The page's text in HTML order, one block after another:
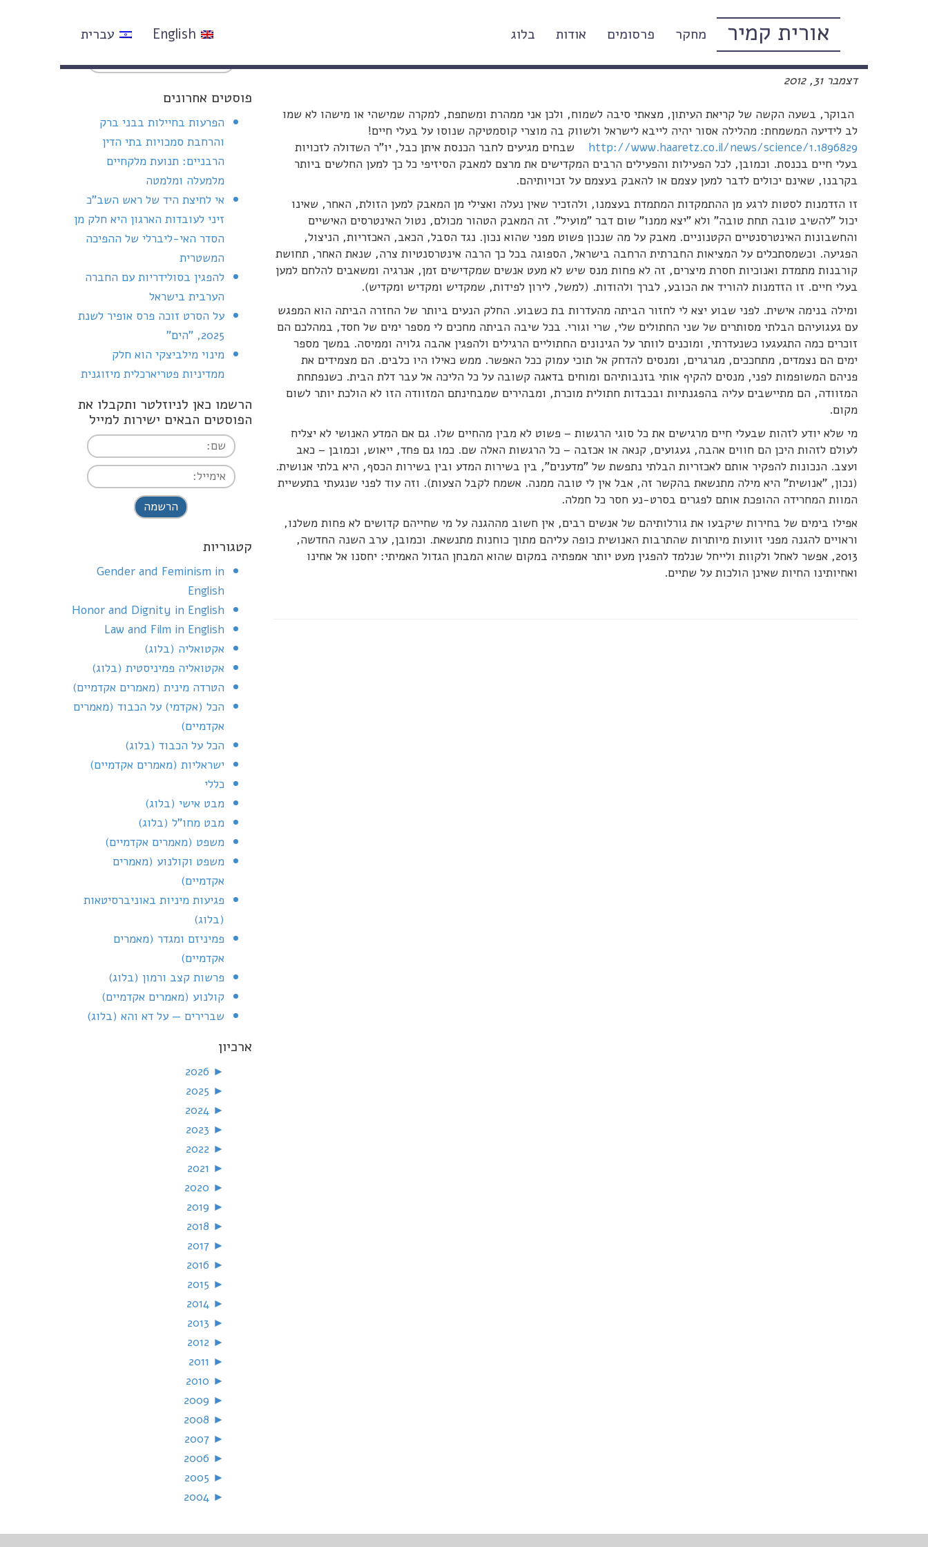
אורית קמיר מחקר פרסומים אודות בלוג עברית English
קרן אור באפלה: איסור שיווק קוסמטיקה שנוסתה על בעלי חיים
דצמבר 31, 2012
הבוקר, בשעה הקשה של קריאת העיתון, מצאתי סיבה לשמוח, ולכן אני ממהרת ומשתפת, למקרה שמישהי או מישהו לא שמו
לב לידיעה המשמחת: מהלילה אסור יהיה לייבא לישראל ולשווק בה מוצרי קוסמטיקה שנוסו על בעלי חיים!
http://www.haaretz.co.il/news/science/1.1896829 שבחים מגיעים לחבר הכנסת איתן כבל, יו"ר השדולה לזכויות
בעלי חיים בכנסת. וכמובן, לכל הפעילות והפעילים הרבים המקדישים את מרצם למאבק הסיזיפי כל כך למען החלשים ביותר
בקרבנו, שאינם יכולים לדבר למען עצמם או להאבק בעצמם על זכויותיהם.
זו הזדמנות לסטות לרגע מן ההתמקדות המתמדת בעצמנו, ולהזכיר שאין נעלה ואצילי מן המאבק למען הזולת, האחר, שאינו
יכול "להשיב טובה תחת טובה" ולא "יצא ממנו" שום דבר "מועיל". זה המאבק הטהור מכולם, נטול האינטרסים האישיים
והחשבונות האינטרסנטיים הקטנוניים. מאבק על מה שנכון פשוט מפני שהוא נכון. נגד הסבל, הכאב, האכזריות, הניצול,
הפגיעה. וכשמסתכלים על המציאות החברתית הרחבה בישראל, הספוגה בכל כך הרבה אינטרסנטיות צרה, שנאת האחר, תחושת
קורבנות מתמדת ואנוכיות חסרת מיצרים, זה לא פחות מנס שיש לא מעט אנשים שמקדישים זמן, אנרגיה ומשאבים להלחם למען
בעלי חיים. זו הזדמנות להוריד את הכובע, לברך ולהודות. (למשל, לירון לפידות, שמקדיש ומקדיש ומקדיש).
ומילה בנימה אישית. לפני שבוע יצא לי לחזור הביתה מהעדרות בת כשבוע. החלק הנעים ביותר של החזרה הביתה הוא המפגש
עם געגועיהם הבלתי מסותרים של שני החתולים שלי, שרי וגורי. בכל שיבה הביתה מחכים לי מספר ימים של חסד, במהלכם הם
זוכרים כמה התגעגעו כשנעדרתי, ומוכנים לוותר על הגינונים החתוליים הרגילים ולהפגין אהבה גלויה וממיסה. במשך מספר
ימים הם נצמדים, מתחככים, מגרגרים, ומנסים להדחק אל תוכי עמוק ככל האפשר. ממש כאילו היו כלבים. הם מצמידים את
פניהם המשופמות לפני, מנסים להקיף אותי בזנבותיהם ומוחים בדאגה קשובה על כל הליכה אל עבר דלת הבית. כשנפתחת
המזוודה, הם מתיישבים עליה בהפגנתיות ובכבדות חתולית מוכרת, ומבהירים שמבחינתם המזוודה הזו לא הולכת יותר לשום
מקום.
מי שלא יודע לזהות שבעלי חיים מרגישים את כל סוגי הרגשות – פשוט לא מבין מהחיים שלו. גם אם המדע האנושי לא יצליח
לעולם לזהות היכן הם חווים אהבה, געגועים, קנאה או אכזבה – כל הרגשות האלה שם. כמו גם פחד, ייאוש, וכמובן – כאב
ועצב. הנכונות להפקיר אותם לאכזריות הבלתי נתפשת של "מדענים", בין בשירות המדע ובין בשירות הכסף, היא בלתי אנושית.
(נכון, "אנושית" היא מילה מתנשאת בהקשר זה, אבל אין לי טובה ממנה. אשמח לקבל הצעות). וזה עוד לפני שנגעתי בתעשיית
המוות המחרידה ההופכת אותם לפגרים בסרט-נע חסר כל חמלה.
אפילו בימים של בחירות שיקבעו את גורלותיהם של אנשים רבים, אין חשוב מההגנה על מי שחייהם קדושים לא פחות משלנו,
וראויים להגנה מפני זוועות מיותרות שהתרבות האנושית כופה עליהם מתוך כוחנות מתנשאת. וכמובן, ערב השנה החדשה,
2013, אפשר לאחל ולקוות ולייחל שנלמד להפגין מעט יותר אמפתיה במקום שהוא המבחן הגדול האמיתי: יחסנו אל אחינו
ואחיותינו החיות שאינן הולכות על שתיים.
פוסטים אחרונים
הפרעות בחיילות בבני ברק
והרחבת סמכויות בתי הדין
הרבניים: תנועת מלקחיים
מלמעלה ומלמטה
אי לחיצת היד של ראש השב"כ
זיני לעובדות הארגון היא חלק מן
הסדר האי-ליברלי של ההפיכה
המשטרית
להפגין בסולידריות עם החברה
הערבית בישראל
על הסרט זוכה פרס אופיר לשנת
2025, "הים"
מינוי מילביצקי הוא חלק
ממדיניות פטריארכלית מיזוגנית
הרשמו כאן לניוזלטר ותקבלו את
הפוסטים הבאים ישירות למייל
I agree terms and
קטגוריות
Gender and Feminism in
English
Honor and Dignity in English
Law and Film in English
אקטואליה (בלוג)
אקטואליה פמיניסטית (בלוג)
הטרדה מינית (מאמרים אקדמיים)
הכל (אקדמי) על הכבוד (מאמרים
אקדמיים)
הכל על הכבוד (בלוג)
ישראליות (מאמרים אקדמיים)
כללי
מבט אישי (בלוג)
מבט מחו"ל (בלוג)
משפט (מאמרים אקדמיים)
משפט וקולנוע (מאמרים
אקדמיים)
פגיעות מיניות באוניברסיטאות
(בלוג)
פמיניזם ומגדר (מאמרים
אקדמיים)
פרשות קצב ורמון (בלוג)
קולנוע (מאמרים אקדמיים)
שברירים — על דא והא (בלוג)
ארכיון
►
►
►
2024
►
►
►
►
►
►
►
2017
►
►
►
2014
►
►
►
►
►
►
►
2007
►
►
►
2004